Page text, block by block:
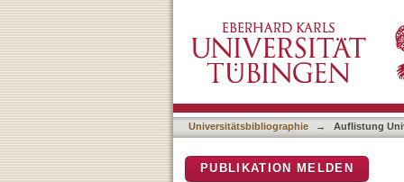
Universitätsbibliographie → Auflistung
PUBLIKATION MELDEN